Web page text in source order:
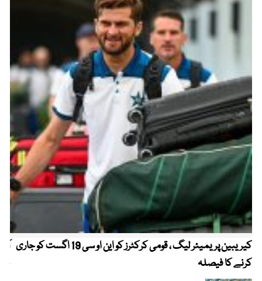
کیریبین پریمیئر لیگ ، قومی کرکٹرز کو این او سی 19 اگست کو جاری
کرنے کا فیصلہ